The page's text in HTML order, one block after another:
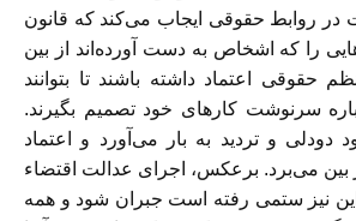
در روابط حقوقی ایجاب می‌کند که قانون
را که اشخاص به دست آورده‌اند از بین
حقوقی اعتماد داشته باشند تا بتوانند
سرنوشت کارهای خود تصمیم بگیرند.
دودلی و تردید به بار می‌آورد و اعتماد
بین می‌برد. برعکس، اجرای عدالت اقتضاء
نیز ستمی رفته است جبران شود و همه